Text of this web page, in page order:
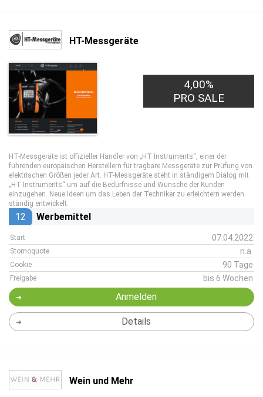
HT-Messgeräte
4,00%
PRO SALE
HT-Messgeräte ist offizieller Händler von „HT Instruments“, einer der
führenden europäischen Herstellern für tragbare Messgeräte zur Prüfung von
elektrischen Größen jeder Art. HT-Messgeräte steht in ständigem Dialog mit
„HT Instruments“ um auf die Bedürfnisse und Wünsche der Kunden
einzugehen. Neue Ideen um das Leben der Techniker zu erleichtern werden
ständig entwickelt.
12 Werbemittel
Start 07.04.2022
Stornoquote n.a.
Cookie 90 Tage
Freigabe bis 6 Wochen
Anmelden
Details
Wein und Mehr